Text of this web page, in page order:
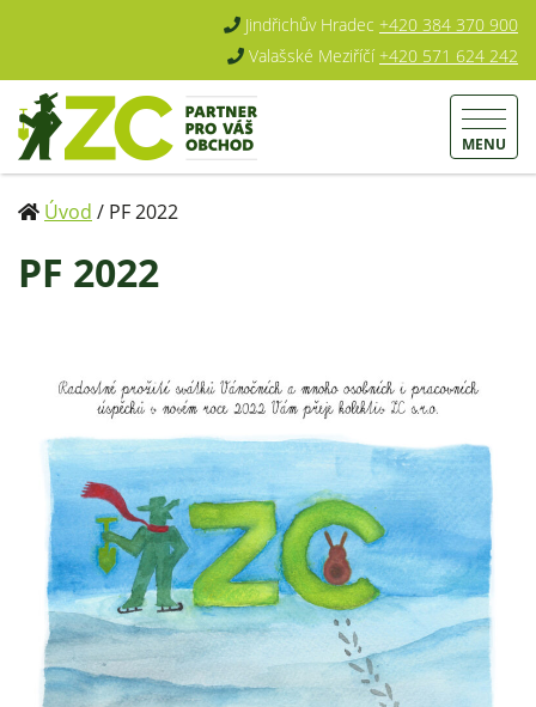
Jindřichův Hradec +420 384 370 900
Valašské Meziříčí +420 571 624 242
MENU
Úvod / PF 2022
PF 2022